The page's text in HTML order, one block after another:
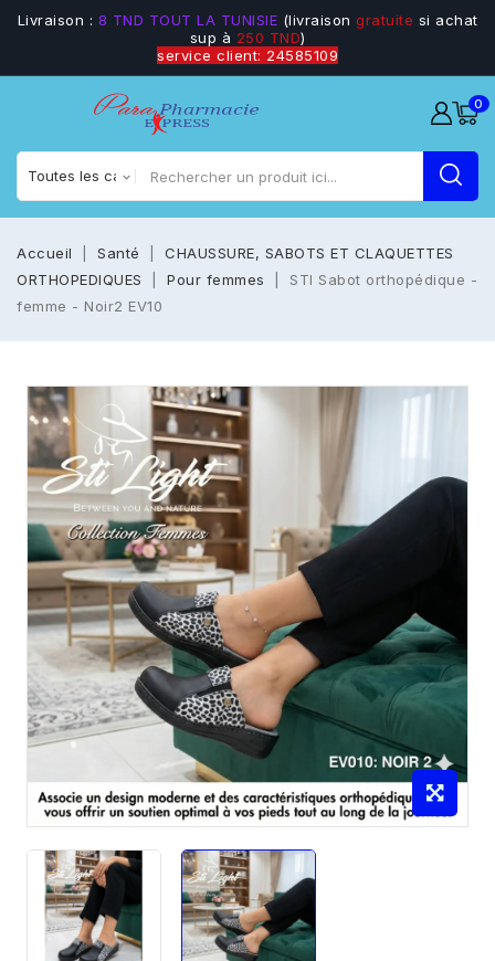
Livraison : 8 TND TOUT LA TUNISIE (livraison gratuite si achat
sup à 250 TND)
service client: 24585109
0
Accueil Santé
CHAUSSURE, SABOTS ET CLAQUETTES
ORTHOPEDIQUES
Pour femmes
STI Sabot orthopédique -
femme - Noir2 EV10